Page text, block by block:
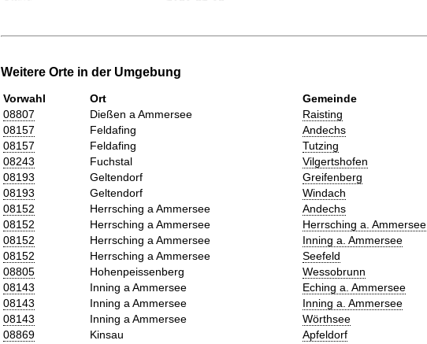
Weitere Orte in der Umgebung
Vorwahl Ort
Gemeinde
08807
Dießen a Ammersee
Raisting
08157
Feldafing
Andechs
08157
Feldafing
Tutzing
08243
Fuchstal
Vilgertshofen
08193
Geltendorf
Greifenberg
08193
Geltendorf
Windach
08152
Herrsching a Ammersee
Andechs
08152
Herrsching a Ammersee
Herrsching a. Ammersee
08152
Herrsching a Ammersee
Inning a. Ammersee
08152
Herrsching a Ammersee
Seefeld
08805
Hohenpeissenberg
Wessobrunn
08143
Inning a Ammersee
Eching a. Ammersee
08143
Inning a Ammersee
Inning a. Ammersee
08143
Inning a Ammersee
Wörthsee
08869
Kinsau
Apfeldorf